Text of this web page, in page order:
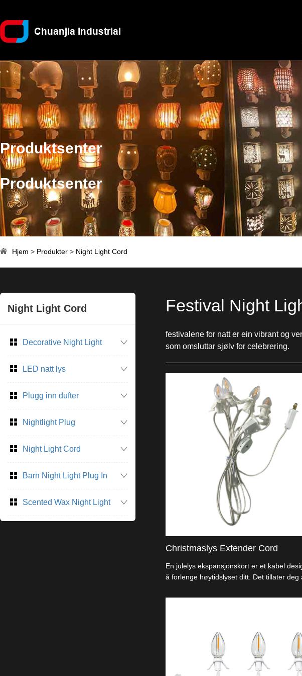
Produktsenter
Produktsenter
Hjem > Produkter > Night Light Cord
Night Light Cord
Decorative Night Light
LED natt lys
Plugg inn dufter
Nightlight Plug
Night Light Cord
Barn Night Light Plug In
Scented Wax Night Light
Festival Night
festivalene for natt er ein vibrant og
som omsluttar sjølv for celebrering.
Christmaslys Extender Cord
En julelys ekspansjonskort er et kabel
å forlenge høytidslyset ditt. Det tillater deg